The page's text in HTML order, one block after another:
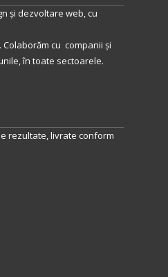
și dezvoltare web, cu
. Colaborăm cu companii și
în toate sectoarele.
rezultate, livrate conform